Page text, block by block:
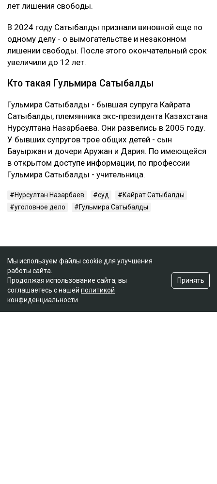
лет лишения свободы.
В 2024 году Сатыбалды признали виновной еще по
одному делу - о вымогательстве и незаконном
лишении свободы. После этого окончательный срок
увеличили до 12 лет.
Кто такая Гульмира Сатыбалды
Гульмира Сатыбалды - бывшая супруга Кайрата
Сатыбалды, племянника экс-президента Казахстана
Нурсултана Назарбаева. Они развелись в 2005 году.
У бывших супругов трое общих детей - сын
Бауыржан и дочери Аружан и Дария. По имеющейся
в открытом доступе информации, по профессии
Гульмира Сатыбалды - учительница.
Нурсултан Назарбаев суд
Кайрат Сатыбалды
уголовное дело
Гульмира Сатыбалды
Мы используем файлы cookie для улучшения
работы сайта.
Продолжая использование сайта, вы
соглашаетесь с нашей политикой
конфиденциальности
Принять